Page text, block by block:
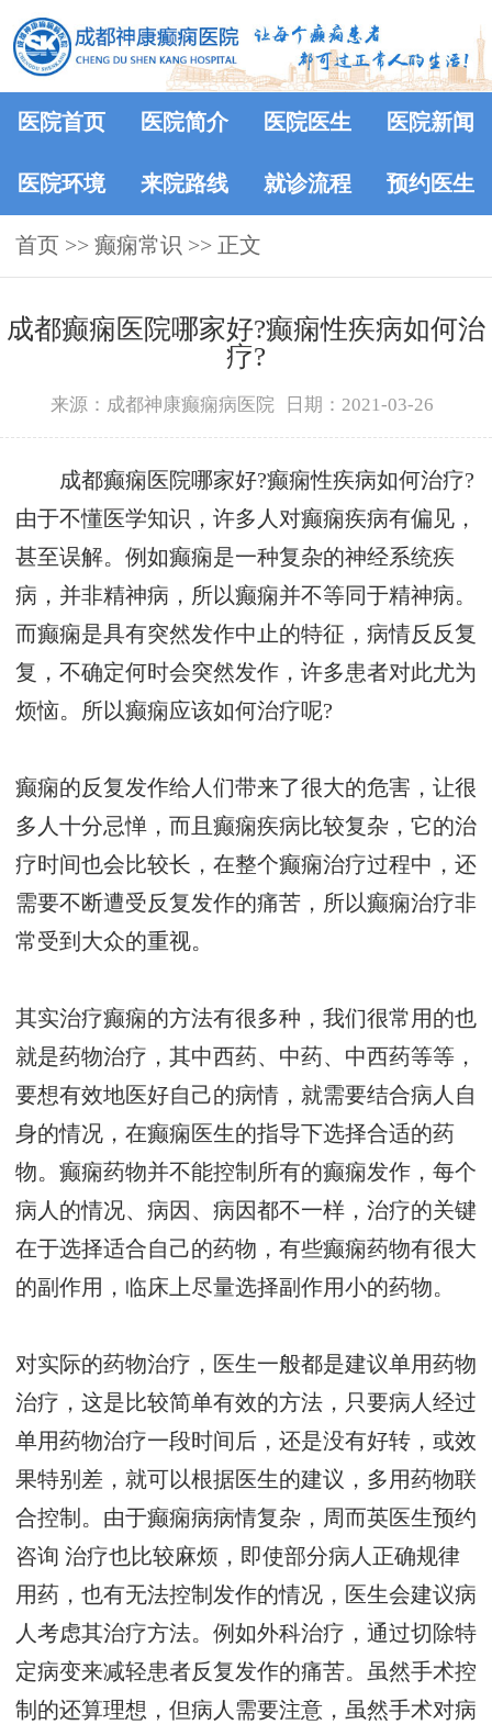
医院首页 医院简介 医院医生 医院新闻
医院环境 来院路线 就诊流程 预约医生
首页 >> 癫痫常识 >> 正文
成都癫痫医院哪家好?癫痫性疾病如何治
疗?
来源：成都神康癫痫病医院 日期：2021-03-26
成都癫痫医院哪家好?癫痫性疾病如何治疗?
由于不懂医学知识，许多人对癫痫疾病有偏见，
甚至误解。例如癫痫是一种复杂的神经系统疾
病，并非精神病，所以癫痫并不等同于精神病。
而癫痫是具有突然发作中止的特征，病情反反复
复，不确定何时会突然发作，许多患者对此尤为
烦恼。所以癫痫应该如何治疗呢?
癫痫的反复发作给人们带来了很大的危害，让很
多人十分忌惮，而且癫痫疾病比较复杂，它的治
疗时间也会比较长，在整个癫痫治疗过程中，还
需要不断遭受反复发作的痛苦，所以癫痫治疗非
常受到大众的重视。
其实治疗癫痫的方法有很多种，我们很常用的也
就是药物治疗，其中西药、中药、中西药等等，
要想有效地医好自己的病情，就需要结合病人自
身的情况，在癫痫医生的指导下选择合适的药
物。癫痫药物并不能控制所有的癫痫发作，每个
病人的情况、病因、病因都不一样，治疗的关键
在于选择适合自己的药物，有些癫痫药物有很大
的副作用，临床上尽量选择副作用小的药物。
对实际的药物治疗，医生一般都是建议单用药物
治疗，这是比较简单有效的方法，只要病人经过
单用药物治疗一段时间后，还是没有好转，或效
果特别差，就可以根据医生的建议，多用药物联
合控制。由于癫痫病病情复杂， 周而英医生预约
咨询 治疗也比较麻烦，即使部分病人正确规律
用药，也有无法控制发作的情况，医生会建议病
人考虑其治疗方法。例如外科治疗，通过切除特
定病变来减轻患者反复发作的痛苦。虽然手术控
制的还算理想，但病人需要注意，虽然手术对病